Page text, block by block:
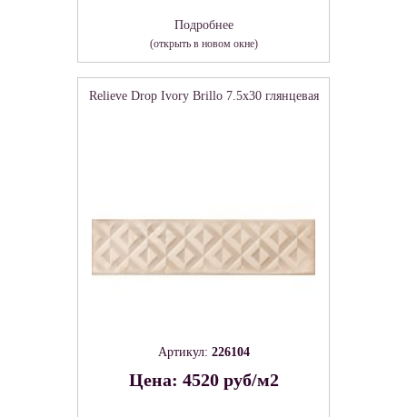
Подробнее
(открыть в новом окне)
Relieve Drop Ivory Brillo 7.5х30 глянцевая
Артикул: 226104
Цена: 4520 руб/м2